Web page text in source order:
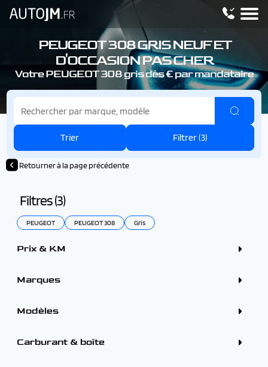
PEUGEOT 308GRIS NEUF ET
D'OCCASION PAS CHER
Votre PEUGEOT 308gris dès € par mandataire
Trier Filtrer (3)
Retourner à la page précédente
Filtres (3)
PEUGEOT PEUGEOT 308 Gris
Prix & KM
Marques
BMW (1)
CITROEN (10)
KIA (1)
Modèles
PEUGEOT
PEUGEOT 2008 (9)
Carburant & boîte